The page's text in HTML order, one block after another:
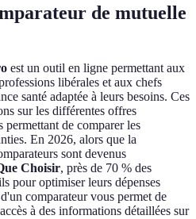
de mutuelle
est un outil en ligne permettant aux
libérales et aux chefs
santé adaptée à leurs besoins. Ces
sur les différentes offres
de comparer les
En 2026, alors que la
sont devenus
Choisir, près de 70 % des
pour optimiser leurs dépenses
comparateur vous permet de
à des informations détaillées sur